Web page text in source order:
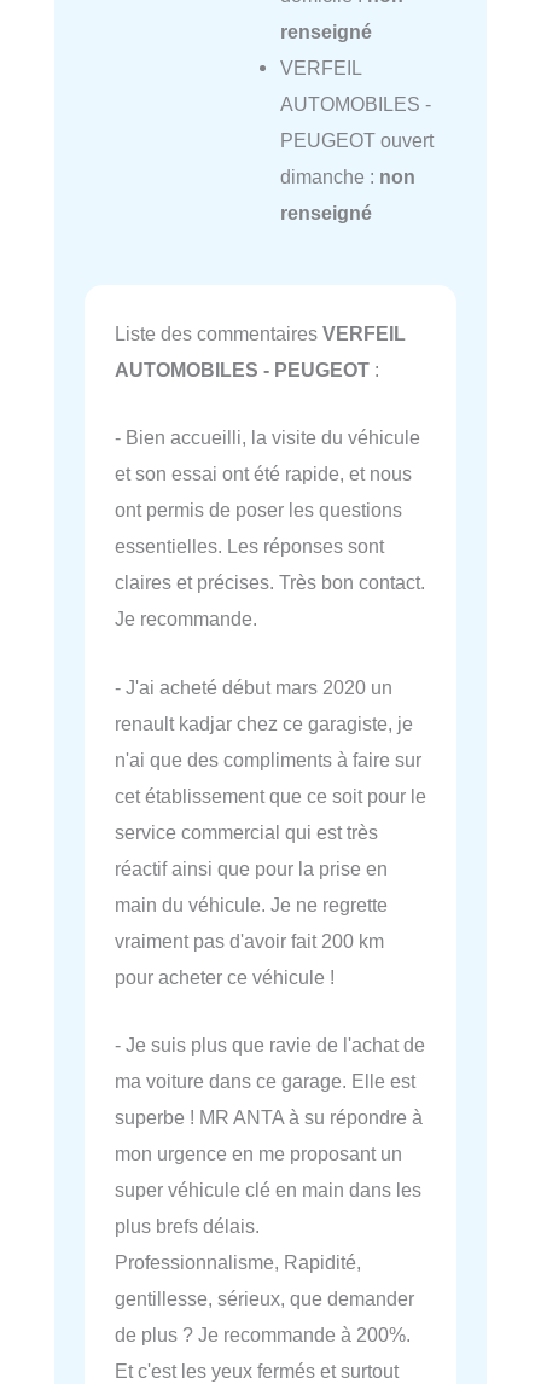
renseigné
VERFEIL
AUTOMOBILES -
PEUGEOT ouvert
dimanche : non
renseigné
Liste des commentaires VERFEIL
AUTOMOBILES - PEUGEOT :
- Bien accueilli, la visite du véhicule
et son essai ont été rapide, et nous
ont permis de poser les questions
essentielles. Les réponses sont
claires et précises. Très bon contact.
Je recommande.
- J'ai acheté début mars 2020 un
renault kadjar chez ce garagiste, je
n'ai que des compliments à faire sur
cet établissement que ce soit pour le
service commercial qui est très
réactif ainsi que pour la prise en
main du véhicule. Je ne regrette
vraiment pas d'avoir fait 200 km
pour acheter ce véhicule !
- Je suis plus que ravie de l'achat de
ma voiture dans ce garage. Elle est
superbe ! MR ANTA à su répondre à
mon urgence en me proposant un
super véhicule clé en main dans les
plus brefs délais.
Professionnalisme, Rapidité,
gentillesse, sérieux, que demander
de plus ? Je recommande à 200%.
Et c'est les yeux fermés et surtout